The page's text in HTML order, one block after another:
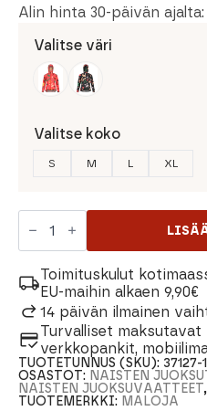
Alin hinta 30-päivän ajalta:
Valitse väri
Valitse koko
S M L XL
Maloja
NelkenwurzM.
Naisten
määräToimituskulut
EU-maihin alkaen 9,90€
14 päivän ilmainen
Turvalliset
verkkopankit,
TUOTETUNNUS (SKU): 37127-
OSASTOT: NAISTEN
NAISTEN JUOKSUVAATTEET,
TUOTEMERKKI: MALOJA